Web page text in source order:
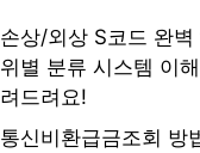
손상/외상 S코드 완
위별 분류 시스템 이
려드려요!
통신비환급금조회 방